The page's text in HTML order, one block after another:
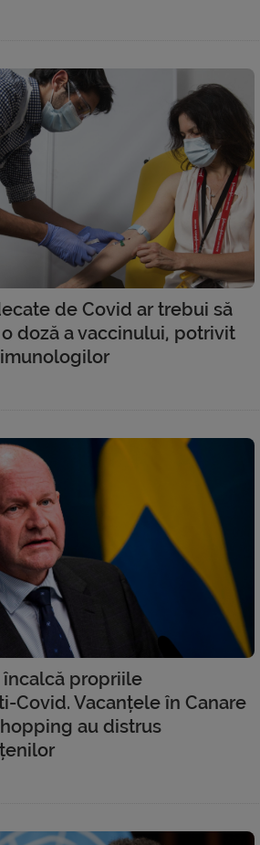
de Covid ar trebui să
doză a vaccinului, potrivit
propriile
Covid. Vacanțele în Canare
au distrus